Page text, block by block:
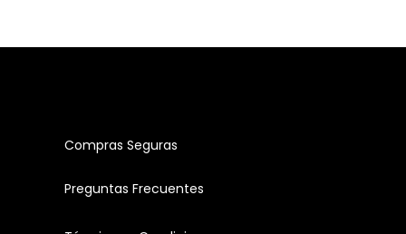
Compras Seguras
Preguntas Frecuentes